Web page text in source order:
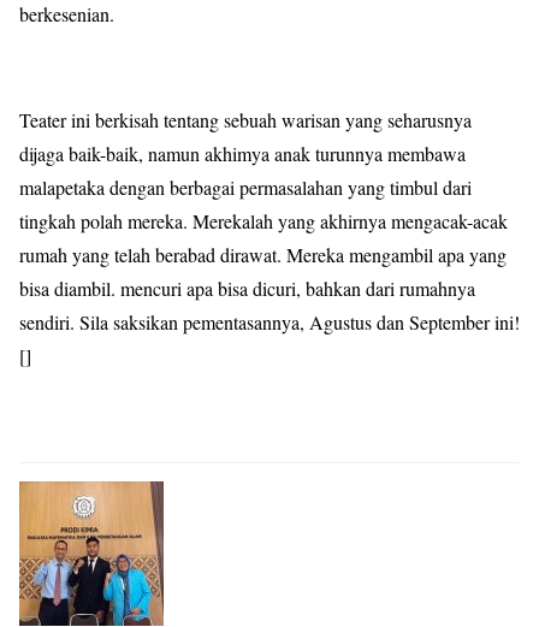
berkesenian.
Teater ini berkisah tentang sebuah warisan yang seharusnya
dijaga baik-baik, namun akhimya anak turunnya membawa
malapetaka dengan berbagai permasalahan yang timbul dari
tingkah polah mereka. Merekalah yang akhirnya mengacak-acak
rumah yang telah berabad dirawat. Mereka mengambil apa yang
bisa diambil. mencuri apa bisa dicuri, bahkan dari rumahnya
sendiri. Sila saksikan pementasannya, Agustus dan September ini!
[]